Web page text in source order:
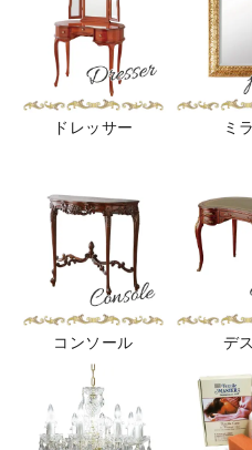
ドレッサー ミ
コンソール デ